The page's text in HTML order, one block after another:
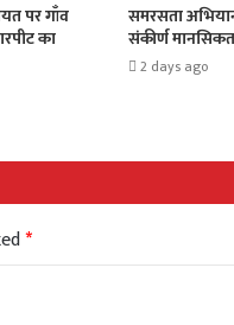
पर गाँव
का
समरसता
संकीर्ण
2 days ago
*